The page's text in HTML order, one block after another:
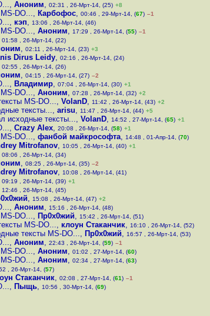
, Аноним, 02:31 , 26-Мрт-14, (25) +8
DO..., Карбофос, 00:46 , 29-Мрт-14, (67) –1
, кэп, 13:06 , 26-Мрт-14, (46)
DO..., Аноним, 17:29 , 26-Мрт-14, (55) –1
01:58 , 26-Мрт-14, (22)
, 02:11 , 26-Мрт-14, (23) +3
Dirus Leidy, 02:16 , 26-Мрт-14, (24)
02:55 , 26-Мрт-14, (26)
, 04:15 , 26-Мрт-14, (27) –2
, Владимир, 07:04 , 26-Мрт-14, (30) +1
DO..., Аноним, 07:28 , 26-Мрт-14, (32) +2
MS-DO..., VolanD, 11:42 , 26-Мрт-14, (43) +2
тексты..., arisu, 11:47 , 26-Мрт-14, (44) +5
исходные тексты..., VolanD, 14:52 , 27-Мрт-14, (65) +1
, Crazy Alex, 20:08 , 26-Мрт-14, (58) +1
DO..., фанбой майкрософта, 14:48 , 01-Апр-14, (70)
Mitrofanov, 10:05 , 26-Мрт-14, (40) +1
08:06 , 26-Мрт-14, (34)
, 08:25 , 26-Мрт-14, (35) –2
Mitrofanov, 10:08 , 26-Мрт-14, (41)
09:19 , 26-Мрт-14, (39) +1
12:46 , 26-Мрт-14, (45)
, 15:08 , 26-Мрт-14, (47) +2
, Аноним, 15:16 , 26-Мрт-14, (48)
DO..., Пр0х0жий, 15:42 , 26-Мрт-14, (51)
MS-DO..., клоун Стаканчик, 16:10 , 26-Мрт-14, (52)
тексты MS-DO..., Пр0х0жий, 16:57 , 26-Мрт-14, (53)
, Аноним, 22:43 , 26-Мрт-14, (59) –1
DO..., Аноним, 01:02 , 27-Мрт-14, (60)
DO..., Аноним, 02:34 , 27-Мрт-14, (63)
, 26-Мрт-14, (57)
Стаканчик, 02:08 , 27-Мрт-14, (61) –1
, Пыщь, 10:56 , 30-Мрт-14, (69)